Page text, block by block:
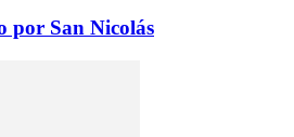
por San Nicolás